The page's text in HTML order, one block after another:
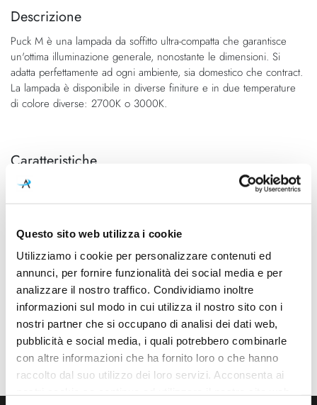
Questo sito web utilizza i cookie
Utilizziamo i cookie per personalizzare contenuti ed
annunci, per fornire funzionalità dei social media e per
analizzare il nostro traffico. Condividiamo inoltre
informazioni sul modo in cui utilizza il nostro sito con i
nostri partner che si occupano di analisi dei dati web,
pubblicità e social media, i quali potrebbero combinarle
con altre informazioni che ha fornito loro o che hanno
raccolto dal suo utilizzo dei loro servizi. Acconsenta ai
fine
galleria
di
immagini
della
di
immagini
Descrizione
Puck M è una lampada da soffitto ultra-compatta che garantisce
un'ottima illuminazione generale, nonostante le dimensioni. Si
adatta perfettamente ad ogni ambiente, sia domestico che contract.
La lampada è disponibile in diverse finiture e in due temperature
di colore diverse: 2700K o 3000K.
Caratteristiche
Cod.Art.
A2511001WT
3000K
Dimensioni
Sorgente luminosa
Potenza e attacco
12W - 3000K - 1020Lm -
CRI90
Dimmerazione
On/Off
Classe energetica
A++, A+, A
Mpn
A2511001WT